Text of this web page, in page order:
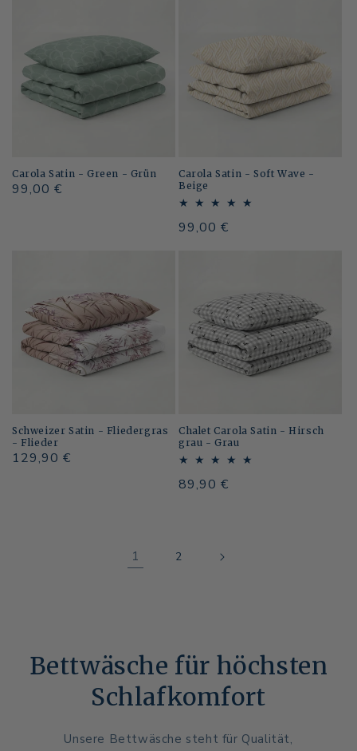
Carola Satin - Green - Grün
Normaler
99,00 €
Carola Satin - Soft Wave -
Beige
Normaler
99,00 €
Schweizer Satin - Fliedergras
- Flieder
Normaler
129,90 €
Chalet Carola Satin - Hirsch
grau - Grau
Normaler
89,90 €
1 2
Bettwäsche für höchsten
Schlafkomfort
Unsere Bettwäsche steht für Qualität,